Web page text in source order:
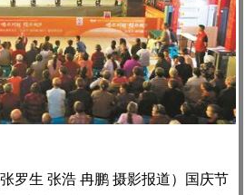
罗生 张浩 冉鹏 摄影报道）国庆节